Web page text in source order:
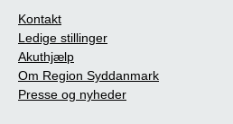
Kontakt
Ledige stillinger
Akuthjælp
Om Region Syddanmark
Presse og nyheder